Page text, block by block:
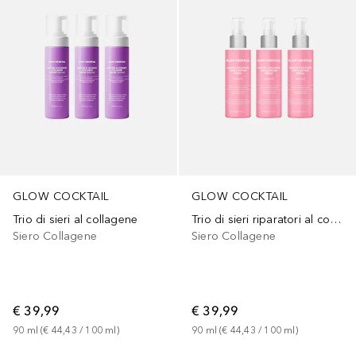
GLOW COCKTAIL
Trio di sieri al collagene
Siero Collagene
€ 39,99
90 ml (€ 44,43 / 100 ml )
GLOW COCKTAIL
Trio di sieri riparatori al collagene
Siero Collagene
€ 39,99
90 ml (€ 44,43 / 100 ml )